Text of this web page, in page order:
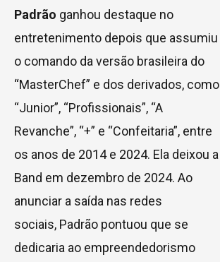
Padrão ganhou destaque no
entretenimento depois que assumiu
o comando da versão brasileira do
“MasterChef” e dos derivados, como
“Junior”, “Profissionais”, “A
Revanche”, “+” e “Confeitaria”, entre
os anos de 2014 e 2024. Ela deixou a
Band em dezembro de 2024. Ao
anunciar a saída nas redes
sociais, Padrão pontuou que se
dedicaria ao empreendedorismo